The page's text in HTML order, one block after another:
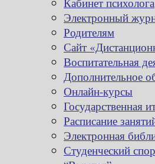
Электронный
Родителям
Сайт
Воспитательная
Дополнительное
Онлайн-курсы
Государственная
Расписание
Электронная
Студенческий